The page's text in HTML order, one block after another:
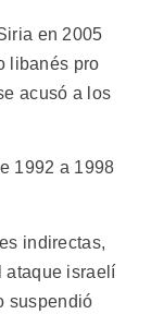
en 2005
libanés pro
acusó a los
1992 a 1998
indirectas,
ataque israelí
suspendió